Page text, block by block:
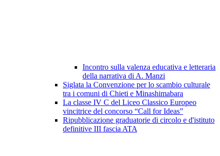
Incontro sulla valenza educativa e letteraria
della narrativa di A. Manzi
Siglata la Convenzione per lo scambio culturale
tra i comuni di Chieti e Minashimabara
La classe IV C del Liceo Classico Europeo
vincitrice del concorso “Call for Ideas”
Ripubblicazione graduatorie di circolo e d'istituto
definitive III fascia ATA